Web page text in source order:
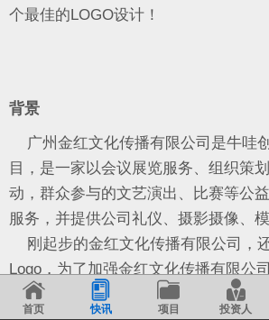
个最佳的LOGO设计！
背景
广州金红文化传播有限公司是牛哇
目，是一家以会议展览服务、组织策
动，群众参与的文艺演出、比赛等公
服务，并提供公司礼仪、摄影摄像、模
刚起步的金红文化传播有限公司，
Logo，为了加强金红文化传播有限公
创新创业创优品牌，现向全太阳系有
首页 快讯 项目 投资人